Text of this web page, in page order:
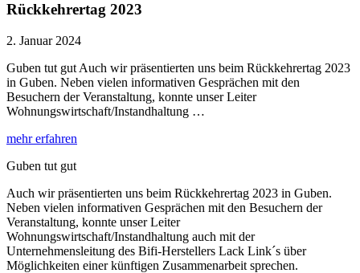
Rückkehrertag 2023
2. Januar 2024
Guben tut gut Auch wir präsentierten uns beim Rückkehrertag 2023
in Guben. Neben vielen informativen Gesprächen mit den
Besuchern der Veranstaltung, konnte unser Leiter
Wohnungswirtschaft/Instandhaltung …
mehr erfahren
Guben tut gut
Auch wir präsentierten uns beim Rückkehrertag 2023 in Guben.
Neben vielen informativen Gesprächen mit den Besuchern der
Veranstaltung, konnte unser Leiter
Wohnungswirtschaft/Instandhaltung auch mit der
Unternehmensleitung des Bifi-Herstellers Lack Link´s über
Möglichkeiten einer künftigen Zusammenarbeit sprechen.